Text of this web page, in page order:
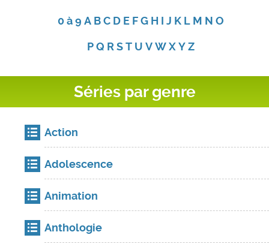
0 à 9 A B C D E F G H I J K L M N O
P Q R S T U V W X Y Z
Séries par genre
Action
Adolescence
Animation
Anthologie